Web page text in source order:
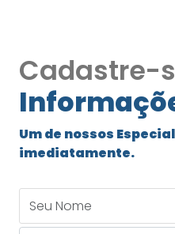
Cadastre-
Um de nossos
imediatamente.